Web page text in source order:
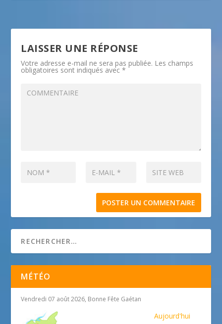
LAISSER UNE RÉPONSE
Votre adresse e-mail ne sera pas publiée. Les champs
obligatoires sont indiqués avec*
MÉTÉO
Vendredi 07 août 2026, Bonne Fête Gaétan
Aujourd'hui